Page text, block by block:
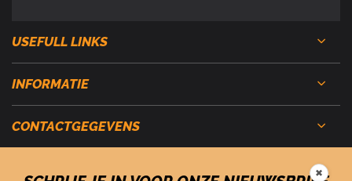
USEFULL LINKS
INFORMATIE
CONTACTGEGEVENS
✖